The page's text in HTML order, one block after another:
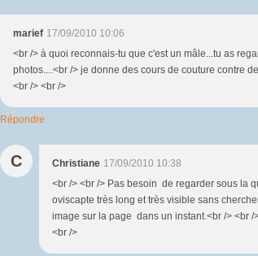
marief 17/09/2010 10:06
<br /> à quoi reconnais-tu que c'est un mâle...tu as
photos....<br /> je donne des cours de couture contre
<br /> <br />
Répondre
C Christiane 17/09/2010 10:38
<br /> <br /> Pas besoin de regarder sous la
oviscapte très long et très visible sans
image sur la page dans un instant.<br /> <br /
<br />